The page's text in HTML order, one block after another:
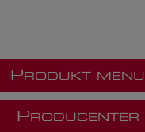
P RODUKT MENU
P RODUCENTER